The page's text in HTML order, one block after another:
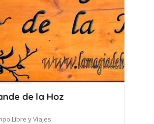
de la Hoz
Libre y Viajes